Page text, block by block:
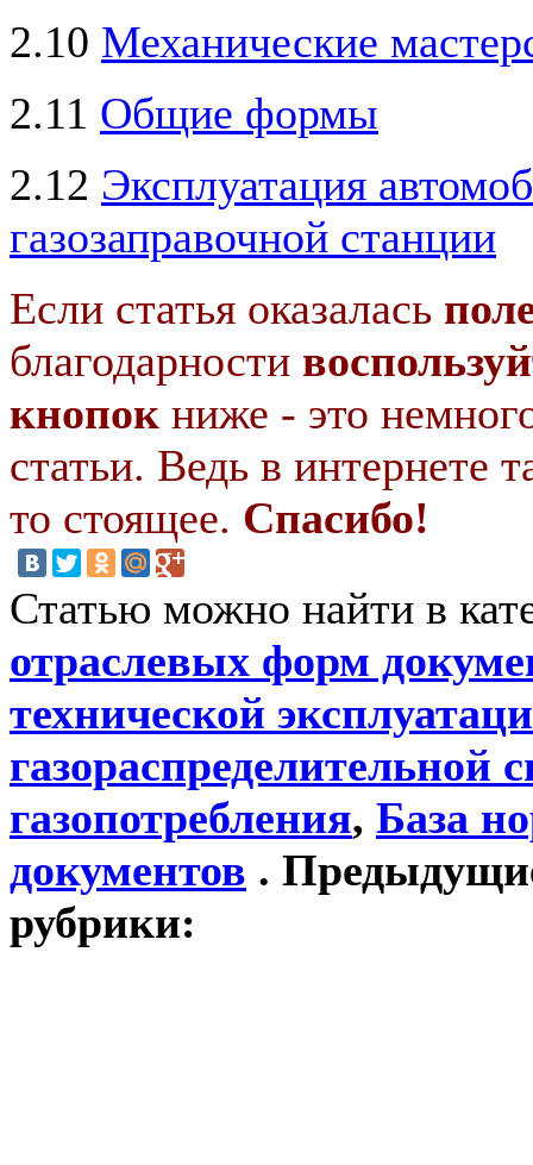
2.10 Механические
2.11 Общие формы
2.12 Эксплуатация
газозаправочной станции
Если статья оказалась
благодарности
кнопок ниже - это
статьи. Ведь в интернете
то стоящее. Спасибо!
Статью можно найти в
отраслевых форм
технической
газораспределительной
газопотребления, База
документов .
рубрики: